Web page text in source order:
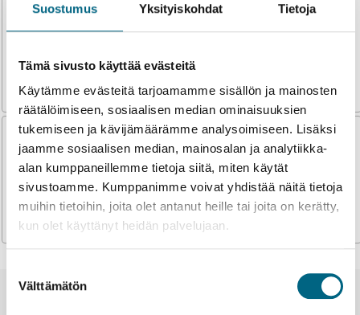
Suostumus Yksityiskohdat Tietoja
Tämä sivusto käyttää evästeitä
Käytämme evästeitä tarjoamamme sisällön ja mainosten
räätälöimiseen, sosiaalisen median ominaisuuksien
tukemiseen ja kävijämäärämme analysoimiseen. Lisäksi
jaamme sosiaalisen median, mainosalan ja analytiikka-
alan kumppaneillemme tietoja siitä, miten käytät
sivustoamme. Kumppanimme voivat yhdistää näitä tietoja
muihin tietoihin, joita olet antanut heille tai joita on kerätty,
kun olet käyttänyt heidän palvelujaan.
valinta
Välttämätön
Ei valittu
Valitse
Lisäpalvelut
Yht: 0,00 €
Valitse